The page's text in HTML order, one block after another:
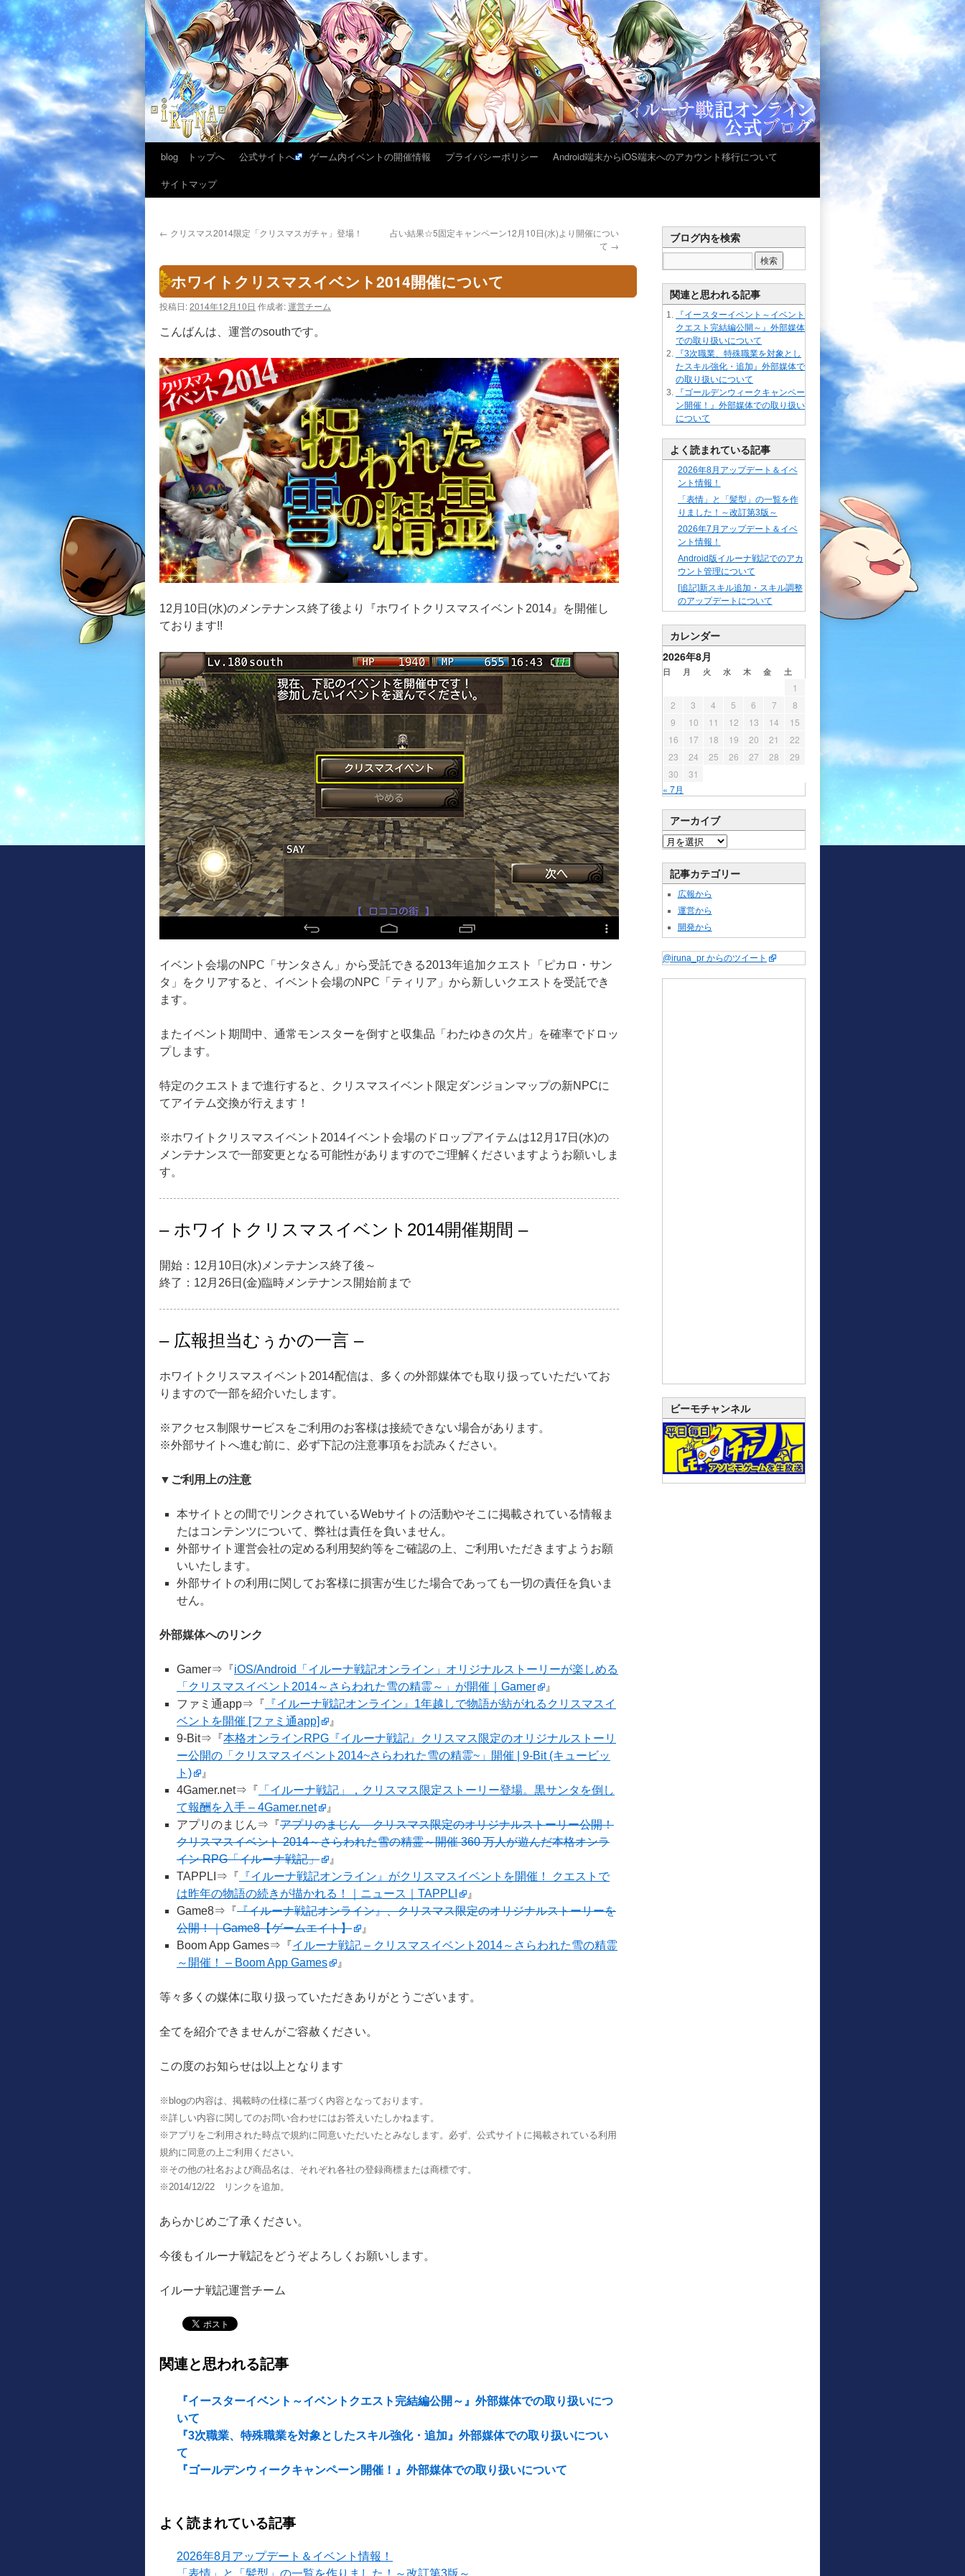
blog トップへ 公式サイトへ ゲーム内イベントの開催情報 プライバシーポリシー
Android端末からiOS端末へのアカウント移行について
サイトマップ
← クリスマス2014限定「クリスマスガチャ」登場！
占い結果☆5固定キャンペーン12月10日(水)より開催につい
て →
ホワイトクリスマスイベント2014開催について
投稿日:2014年12月10日 作成者:運営チーム
こんばんは、運営のsouthです。
12月10日(水)のメンテナンス終了後より『ホワイトクリスマスイベント2014』を開催し
ております!!
イベント会場のNPC「サンタさん」から受託できる2013年追加クエスト「ピカロ・サン
タ」をクリアすると、イベント会場のNPC「ティリア」から新しいクエストを受託でき
ます。
またイベント期間中、通常モンスターを倒すと収集品「わたゆきの欠片」を確率でドロッ
プします。
特定のクエストまで進行すると、クリスマスイベント限定ダンジョンマップの新NPCに
てアイテム交換が行えます！
※ホワイトクリスマスイベント2014イベント会場のドロップアイテムは12月17日(水)の
メンテナンスで一部変更となる可能性がありますのでご理解くださいますようお願いしま
す。
– ホワイトクリスマスイベント2014開催期間 –
開始：12月10日(水)メンテナンス終了後～
終了：12月26日(金)臨時メンテナンス開始前まで
– 広報担当むぅかの一言 –
ホワイトクリスマスイベント2014配信は、多くの外部媒体でも取り扱っていただいてお
りますので一部を紹介いたします。
※アクセス制限サービスをご利用のお客様は接続できない場合があります。
※外部サイトへ進む前に、必ず下記の注意事項をお読みください。
▼ご利用上の注意
本サイトとの間でリンクされているWebサイトの活動やそこに掲載されている情報ま
たはコンテンツについて、弊社は責任を負いません。
外部サイト運営会社の定める利用契約等をご確認の上、ご利用いただきますようお願
いいたします。
外部サイトの利用に関してお客様に損害が生じた場合であっても一切の責任を負いま
せん。
外部媒体へのリンク
Gamer⇒『iOS/Android「イルーナ戦記オンライン」オリジナルストーリーが楽しめる
「クリスマスイベント2014～さらわれた雪の精霊～」が開催｜Gamer
』
ファミ通app⇒『 『イルーナ戦記オンライン』1年越しで物語が紡がれるクリスマスイ
ベントを開催 [ファミ通app]
』
9-Bit⇒『本格オンラインRPG『イルーナ戦記』クリスマス限定のオリジナルストーリ
ー公開の「クリスマスイベント2014~さらわれた雪の精霊~」開催 | 9-Bit (キュービッ
ト)
』
4Gamer.net⇒『 「イルーナ戦記」，クリスマス限定ストーリー登場。黒サンタを倒し
て報酬を入手 – 4Gamer.net
』
アプリのまじん⇒『アプリのまじん – クリスマス限定のオリジナルストーリー公開！
クリスマスイベント 2014～さらわれた雪の精霊～開催 360 万人が遊んだ本格オンラ
イン RPG「イルーナ戦記」
』
TAPPLI⇒『 『イルーナ戦記オンライン』がクリスマスイベントを開催！ クエストで
は昨年の物語の続きが描かれる！｜ニュース｜TAPPLI
』
Game8⇒『『イルーナ戦記オンライン』、クリスマス限定のオリジナルストーリーを
公開！｜Game8【ゲームエイト】
』
Boom App Games⇒『イルーナ戦記 – クリスマスイベント2014～さらわれた雪の精霊
～開催！ – Boom App Games
』
等々多くの媒体に取り扱っていただきありがとうございます。
全てを紹介できませんがご容赦ください。
この度のお知らせは以上となります
※blogの内容は、掲載時の仕様に基づく内容となっております。
※詳しい内容に関してのお問い合わせにはお答えいたしかねます。
※アプリをご利用された時点で規約に同意いただいたとみなします。必ず、公式サイトに掲載されている利用
規約に同意の上ご利用ください。
※その他の社名および商品名は、それぞれ各社の登録商標または商標です。
※2014/12/22 リンクを追加。
あらかじめご了承ください。
今後もイルーナ戦記をどうぞよろしくお願いします。
イルーナ戦記運営チーム
関連と思われる記事
『イースターイベント～イベントクエスト完結編公開～』外部媒体での取り扱いにつ
いて
『3次職業、特殊職業を対象としたスキル強化・追加』外部媒体での取り扱いについ
て
『ゴールデンウィークキャンペーン開催！』外部媒体での取り扱いについて
よく読まれている記事
2026年8月アップデート＆イベント情報！
「表情」と「髪型」の一覧を作りました！～改訂第3版～
ブログ内を検索
関連と思われる記事
『イースターイベント～イベント
クエスト完結編公開～』外部媒体
での取り扱いについて
『3次職業、特殊職業を対象とし
たスキル強化・追加』外部媒体で
の取り扱いについて
『ゴールデンウィークキャンペー
ン開催！』外部媒体での取り扱い
について
よく読まれている記事
2026年8月アップデート＆イベ
ント情報！
「表情」と「髪型」の一覧を作
りました！～改訂第3版～
2026年7月アップデート＆イベ
ント情報！
Android版イルーナ戦記でのアカ
ウント管理について
[追記]新スキル追加・スキル調整
のアップデートについて
カレンダー
2026年8月
日 月 火 水 木 金 土
« 7月
1
2
3 4 5 6 7
8
9
10 11 12 13 14
15
16
17 18 19 20 21
22
23
24 25 26 27 28
29
30
31
アーカイブ
記事カテゴリー
広報から
運営から
開発から
@iruna_pr からのツイート
ビーモチャンネル